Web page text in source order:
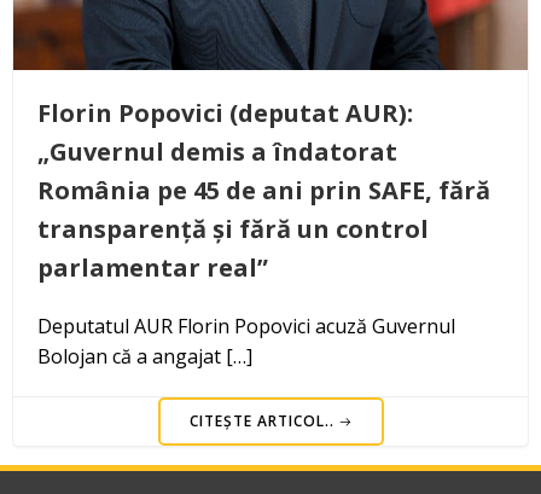
Florin Popovici (deputat AUR):
„Guvernul demis a îndatorat
România pe 45 de ani prin SAFE, fără
transparență și fără un control
parlamentar real”
Deputatul AUR Florin Popovici acuză Guvernul
Bolojan că a angajat […]
CITEȘTE ARTICOL..